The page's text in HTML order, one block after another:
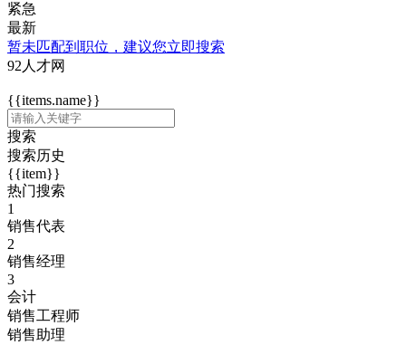
紧急
最新
暂未匹配到职位，建议您立即搜索
92人才网
{{items.name}}
搜索
搜索历史
{{item}}
热门搜索
1
销售代表
2
销售经理
3
会计
销售工程师
销售助理